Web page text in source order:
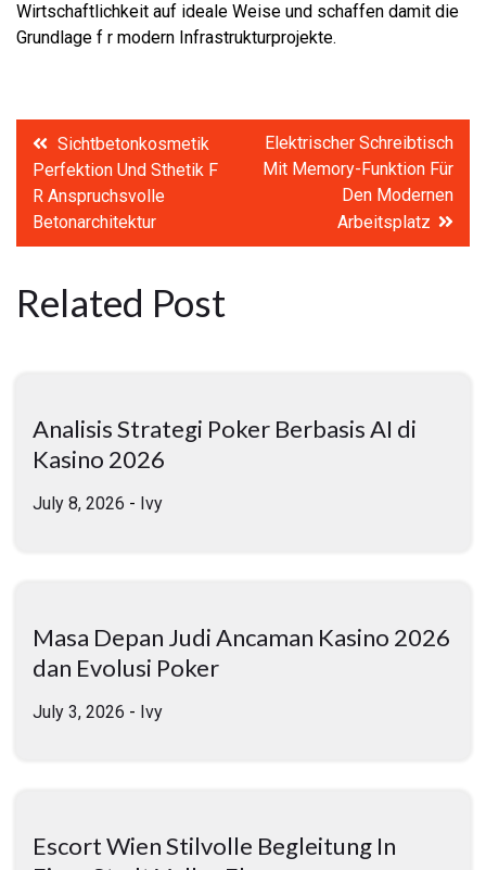
Wirtschaftlichkeit auf ideale Weise und schaffen damit die
Grundlage f r modern Infrastrukturprojekte.
Post
navigation
Sichtbetonkosmetik
Perfektion Und Sthetik F
R Anspruchsvolle
Betonarchitektur
Elektrischer Schreibtisch
Mit Memory-Funktion Für
Den Modernen
Arbeitsplatz
Related Post
Analisis Strategi Poker Berbasis AI di
Kasino 2026
July 8, 2026 - Ivy
Masa Depan Judi Ancaman Kasino 2026
dan Evolusi Poker
July 3, 2026 - Ivy
Escort Wien Stilvolle Begleitung In